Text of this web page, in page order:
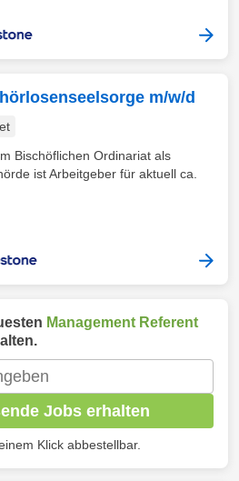
m/w/d
Bischöflichen Ordinariat als
ist Arbeitgeber für aktuell ca.
Management Referent
Jobs erhalten
Klick abbestellbar.